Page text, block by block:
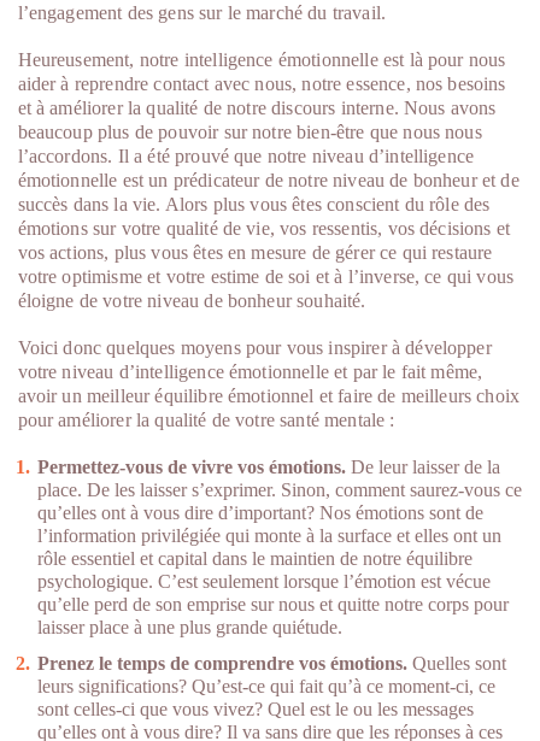
l’engagement des gens sur le marché du travail.
Heureusement, notre intelligence émotionnelle est là pour nous
aider à reprendre contact avec nous, notre essence, nos besoins
et à améliorer la qualité de notre discours interne. Nous avons
beaucoup plus de pouvoir sur notre bien-être que nous nous
l’accordons. Il a été prouvé que notre niveau d’intelligence
émotionnelle est un prédicateur de notre niveau de bonheur et de
succès dans la vie. Alors plus vous êtes conscient du rôle des
émotions sur votre qualité de vie, vos ressentis, vos décisions et
vos actions, plus vous êtes en mesure de gérer ce qui restaure
votre optimisme et votre estime de soi et à l’inverse, ce qui vous
éloigne de votre niveau de bonheur souhaité.
Voici donc quelques moyens pour vous inspirer à développer
votre niveau d’intelligence émotionnelle et par le fait même,
avoir un meilleur équilibre émotionnel et faire de meilleurs choix
pour améliorer la qualité de votre santé mentale :
Permettez-vous de vivre vos émotions. De leur laisser de la
place. De les laisser s’exprimer. Sinon, comment saurez-vous ce
qu’elles ont à vous dire d’important? Nos émotions sont de
l’information privilégiée qui monte à la surface et elles ont un
rôle essentiel et capital dans le maintien de notre équilibre
psychologique. C’est seulement lorsque l’émotion est vécue
qu’elle perd de son emprise sur nous et quitte notre corps pour
laisser place à une plus grande quiétude.
Prenez le temps de comprendre vos émotions.Quelles sont
leurs significations? Qu’est-ce qui fait qu’à ce moment-ci, ce
sont celles-ci que vous vivez? Quel est le ou les messages
qu’elles ont à vous dire? Il va sans dire que les réponses à ces